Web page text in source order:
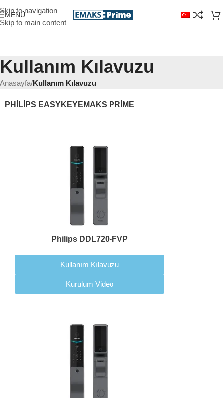
Skip to navigation
Skip to main content
MENÜ
Kullanım Kılavuzu
Anasayfa/Kullanım Kılavuzu
PHILIPS EASYKEYEMAKS PRIME
Philips DDL720-FVP
Kullanım Kılavuzu
Kurulum Video